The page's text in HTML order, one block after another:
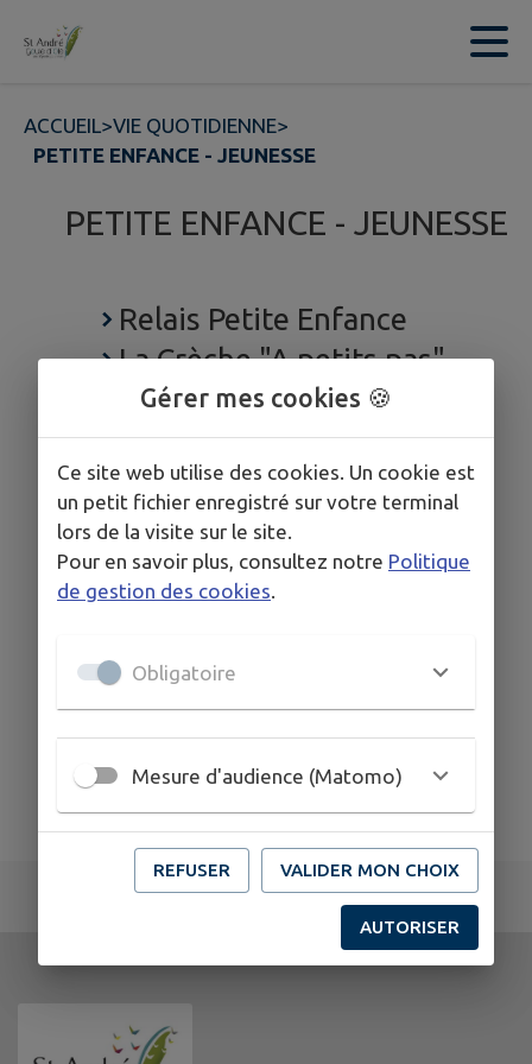
Contenu
ACCUEIL>VIE QUOTIDIENNE>
PETITE ENFANCE - JEUNESSE
PETITE ENFANCE - JEUNESSE
Relais Petite Enfance
La Crèche "A petits pas"
Assistants maternels
Établissements scolaires
Gérer mes cookies 🍪
Ce site web utilise des cookies. Un cookie est
un petit fichier enregistré sur votre terminal
lors de la visite sur le site.
Pour en savoir plus, consultez notre Politique
de gestion des cookies.
Obligatoire
Mesure d'audience (Matomo)
REFUSER VALIDER MON CHOIX
AUTORISER